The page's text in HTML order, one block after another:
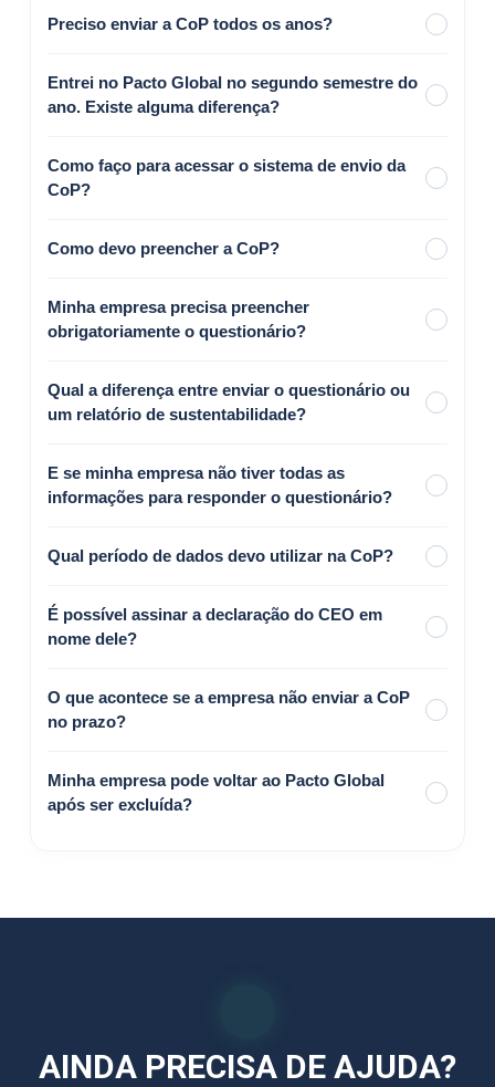
Preciso enviar a CoP todos os anos?
Entrei no Pacto Global no segundo semestre do
ano. Existe alguma diferença?
Como faço para acessar o sistema de envio da
CoP?
Como devo preencher a CoP?
Minha empresa precisa preencher
obrigatoriamente o questionário?
Qual a diferença entre enviar o questionário ou
um relatório de sustentabilidade?
E se minha empresa não tiver todas as
informações para responder o questionário?
Qual período de dados devo utilizar na CoP?
É possível assinar a declaração do CEO em
nome dele?
O que acontece se a empresa não enviar a CoP
no prazo?
Minha empresa pode voltar ao Pacto Global
após ser excluída?
AINDA PRECISA DE AJUDA?